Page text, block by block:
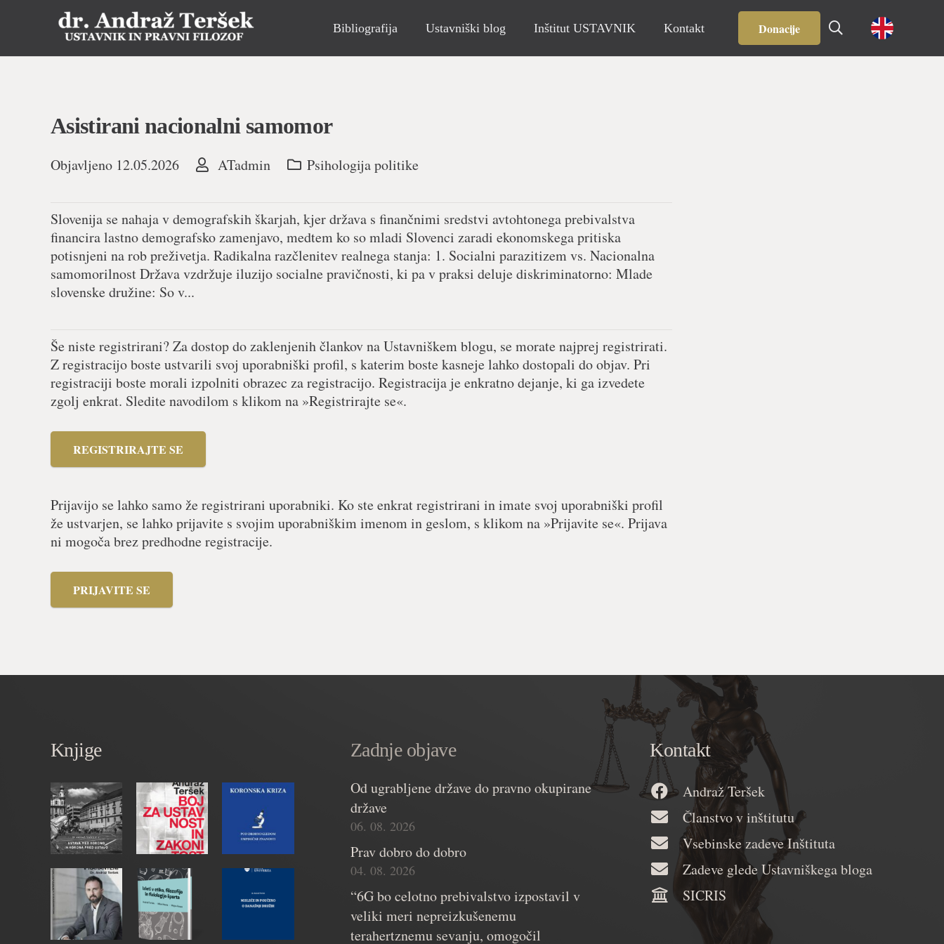
Bibliografija Ustavniški blog Inštitut USTAVNIK Kontakt Donacije
Asistirani nacionalni samomor
Objavljeno 12.05.2026 ATadmin Psihologija politike
Slovenija se nahaja v demografskih škarjah, kjer država s finančnimi sredstvi avtohtonega prebivalstva
financira lastno demografsko zamenjavo, medtem ko so mladi Slovenci zaradi ekonomskega pritiska
potisnjeni na rob preživetja. Radikalna razčlenitev realnega stanja: 1. Socialni parazitizem vs. Nacionalna
samomorilnost Država vzdržuje iluzijo socialne pravičnosti, ki pa v praksi deluje diskriminatorno: Mlade
slovenske družine: So v...
Še niste registrirani? Za dostop do zaklenjenih člankov na Ustavniškem blogu, se morate najprej registrirati.
Z registracijo boste ustvarili svoj uporabniški profil, s katerim boste kasneje lahko dostopali do objav. Pri
registraciji boste morali izpolniti obrazec za registracijo. Registracija je enkratno dejanje, ki ga izvedete
zgolj enkrat. Sledite navodilom s klikom na »Registrirajte se«.
REGISTRIRAJTE SE
Prijavijo se lahko samo že registrirani uporabniki. Ko ste enkrat registrirani in imate svoj uporabniški profil
že ustvarjen, se lahko prijavite s svojim uporabniškim imenom in geslom, s klikom na »Prijavite se«. Prijava
ni mogoča brez predhodne registracije.
PRIJAVITE SE
Knjige Zadnje objave
Od ugrabljene države do pravno okupirane
države
06. 08. 2026
Prav dobro do dobro
04. 08. 2026
“6G bo celotno prebivalstvo izpostavil v
veliki meri nepreizkušenemu
terahertznemu sevanju, omogočil
Kontakt
Andraž Teršek
Članstvo v inštitutu
Vsebinske zadeve Inštituta
Zadeve glede Ustavniškega bloga
SICRIS